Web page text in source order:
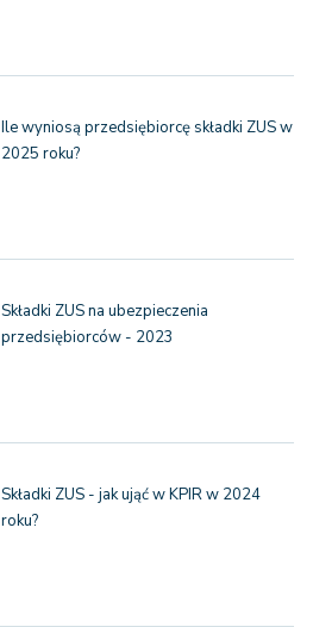
Ile wyniosą przedsiębiorcę składki ZUS w
2025 roku?
Składki ZUS na ubezpieczenia
przedsiębiorców - 2023
Składki ZUS - jak ująć w KPIR w 2024
roku?